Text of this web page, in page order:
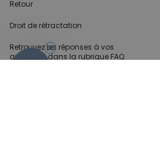
Retour
Droit de rétractation
Retrouvez les réponses à vos
questions dans la rubrique FAQ.